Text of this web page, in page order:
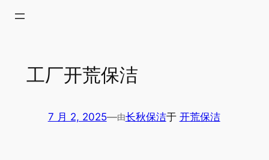
工厂开荒保洁
7 月 2, 2025—由长秋保洁于 开荒保洁